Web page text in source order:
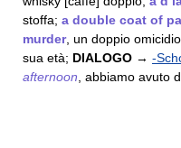
stoffa; a double coat of
murder, un doppio
sua età; DIALOGO → -
afternoon , abbiamo avuto